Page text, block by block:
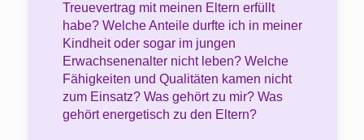
Treuevertrag mit meinen Eltern erfüllt
habe? Welche Anteile durfte ich in meiner
Kindheit oder sogar im jungen
Erwachsenenalter nicht leben? Welche
Fähigkeiten und Qualitäten kamen nicht
zum Einsatz? Was gehört zu mir? Was
gehört energetisch zu den Eltern?